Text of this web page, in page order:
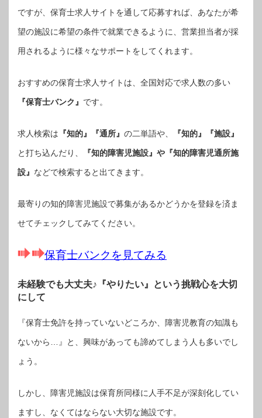
ですが、保育士求人サイトを通して応募すれば、あなたが希
望の施設に希望の条件で就業できるように、営業担当者が採
用されるように様々なサポートをしてくれます。
おすすめの保育士求人サイトは、全国対応で求人数の多い
『保育士バンク』 です。
求人検索は 『知的』『通所』 の二単語や、 『知的』『施設』
と打ち込んだり、 『知的障害児施設』や『知的障害児通所施
設』 などで検索すると出てきます。
最寄りの知的障害児施設で募集があるかどうかを登録を済ま
せてチェックしてみてください。
保育士バンクを見てみる
未経験でも大丈夫♪『やりたい』という挑戦心を大切
にして
『保育士免許を持っていないどころか、障害児教育の知識も
ないから…』と、興味があっても諦めてしまう人も多いでし
ょう。
しかし、障害児施設は保育所同様に人手不足が深刻化してい
ますし、なくてはならない大切な施設です。